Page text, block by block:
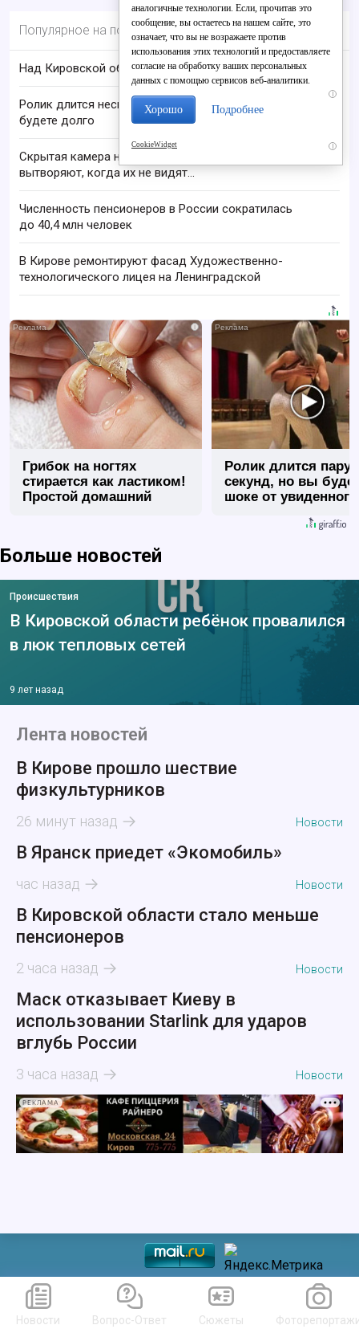
Популярное на портале
Над Кировской областью сбили БПЛА
i
Ролик длится несколько секунд, а смеяться вы
будете долго
i
Скрытая камера на пляже Крыма: Что люди
вытворяют, когда их не видят...
Численность пенсионеров в России сократилась
до 40,4 млн человек
В Кирове ремонтируют фасад Художественно-
технологического лицея на Ленинградской
i
Грибок на ногтях
стирается как ластиком!
Простой домашний
Ролик длится пару
секунд, но вы
шоке от увиденного
Больше новостей
Происшествия
В Кировской области ребёнок провалился
в люк тепловых сетей
9 лет назад
Лента новостей
В Кирове прошло шествие
физкультурников
26 минут назад Новости
В Яранск приедет «Экомобиль»
час назад Новости
В Кировской области стало меньше
пенсионеров
2 часа назад Новости
Маск отказывает Киеву в
использовании Starlink для ударов
вглубь России
3 часа назад Новости
РЕКЛАМА
Новости Вопрос-Ответ Сюжеты
аналогичные технологии. Если, прочитав это
сообщение, вы остаетесь на нашем сайте, это
означает, что вы не возражаете против
использования этих технологий и предоставляете
согласие на обработку ваших персональных
данных с помощью сервисов веб-аналитики.
Хорошо Подробнее
CookieWidget